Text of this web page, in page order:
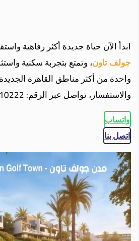
ابدأ الآن حياة جديدة أكثر رفاهية
جولف تاون، وتمتع بتجربة سكنية
واحدة من أكثر مناطق القاهرة
والاستفسار، تواصل عبر الرقم: 00201069210222.
واتساب
اتصل بنا